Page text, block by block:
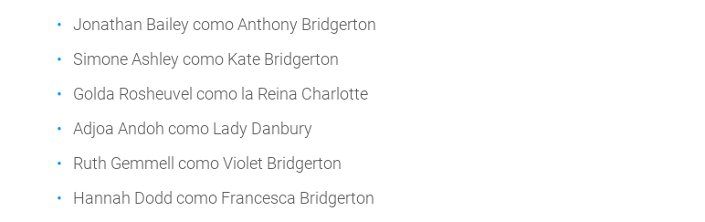
Jonathan Bailey como Anthony Bridgerton
Simone Ashley como Kate Bridgerton
Golda Rosheuvel como la Reina Charlotte
Adjoa Andoh como Lady Danbury
Ruth Gemmell como Violet Bridgerton
Hannah Dodd como Francesca Bridgerton